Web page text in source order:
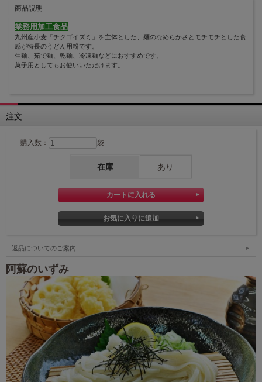
商品説明
業務用加工食品
九州産小麦「チクゴイズミ」を主体とした、麺のなめらかさとモチモチとした食
感が特長のうどん用粉です。
生麺、茹で麺、乾麺、冷凍麺などにおすすめです。
菓子用としてもお使いいただけます。
注文
購入数： 袋
在庫 あり
返品についてのご案内
阿蘇のいずみ